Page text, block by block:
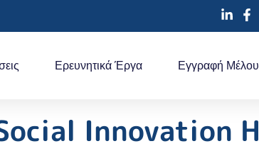
Ερευνητικά Έργα Εγγραφή
Innovation